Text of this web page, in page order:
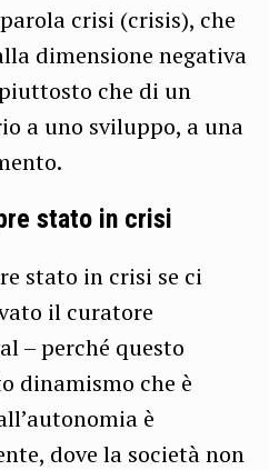
crisi (crisis), che
dimensione negativa
che di un
a uno sviluppo, a una
stato in crisi
stato in crisi se ci
il curatore
– perché questo
dinamismo che è
è
dove la società non